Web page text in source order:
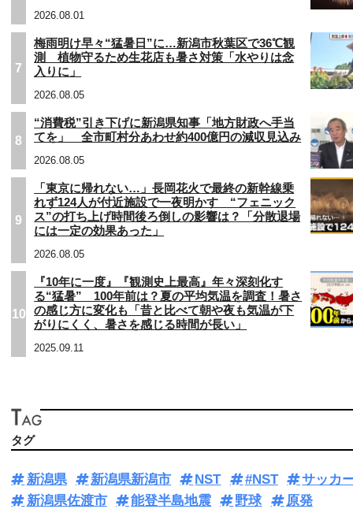
2026.08.01
7
梅雨明け早々“猛暑日”に…新潟市秋葉区で36℃観
測 植物守るため生花店も暑さ対策「水やりは念
入りに」
2026.08.05
8
“消費税”引き下げに新潟県知事「地方財政へ手当
てを」 全市町村分あわせ約400億円の減収見込み
2026.08.05
9
「東京に帰れない…」長岡花火で最終の新幹線乗
れず124人が付近施設で一夜明かす “フェニック
ス”の打ち上げ時間後ろ倒しの影響は？「分散退場
には一定の効果あった」
2026.08.05
10
『10年に一度』『観測史上最高』年々深刻化す
る“猛暑” 100年前は？夏の平均気温を調査！暑さ
の感じ方に変化も「昔と比べて朝や夜も気温が下
がりにくく、暑さを感じる時間が長い」
2025.09.11
タグ
新潟県 新潟県新潟市 NST #NST
サッカ
新潟県佐渡市
能登半島地震 野球
原発